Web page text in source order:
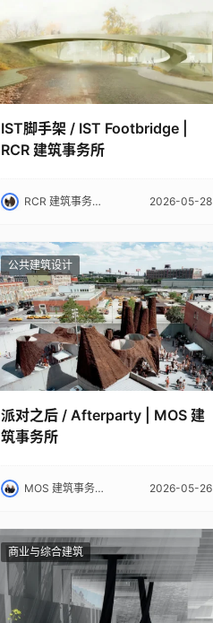
IST脚手架 / IST Footbridge |
RCR 建筑事务所
RCR 建筑事务所｜RCR Arquitectes 2026-05-28
公共建筑设计
派对之后 / Afterparty | MOS 建
筑事务所
MOS 建筑事务所｜MOS 2026-05-26
商业与综合建筑